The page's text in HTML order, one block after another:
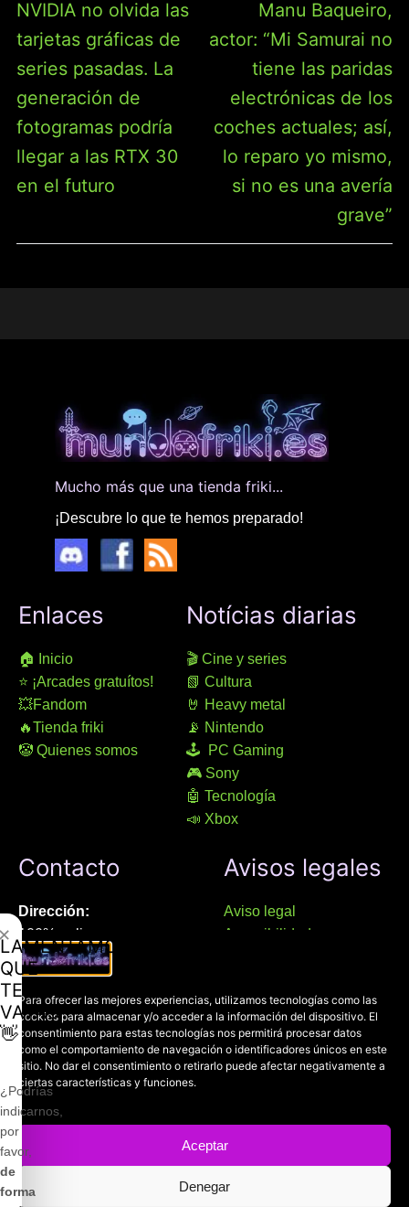
Para ofrecer las mejores experiencias, utilizamos tecnologías como las
cookies para almacenar y/o acceder a la información del dispositivo. El
consentimiento para estas tecnologías nos permitirá procesar datos
como el comportamiento de navegación o identificadores únicos en este
sitio. No dar el consentimiento o retirarlo puede afectar negativamente a
ciertas características y funciones.
Aceptar
Denegar
ENTRADAS
Entrada
anterior:
NVIDIA no olvida las
tarjetas gráficas de
series pasadas. La
generación de
fotogramas podría
llegar a las RTX 30
en el futuro
Entrada
siguiente:
Manu Baqueiro,
actor: “Mi Samurai no
tiene las paridas
electrónicas de los
coches actuales; así,
lo reparo yo mismo,
si no es una avería
grave”
Mucho más que una tienda friki...
¡Descubre lo que te hemos preparado!
Enlaces
🏠 Inicio
⭐ ¡Arcades gratuítos!
💥Fandom
🔥Tienda friki
🤡 Quienes somos
Notícias diarias
🎬 Cine y series
📗 Cultura
🤘 Heavy metal
📡 Nintendo
🕹 PC Gaming
🎮 Sony
🤖 Tecnología
📣 Xbox
Contacto
Dirección:
100% online
Manresa (08241), Barcelona
Chat Whatsapp (solo texto):
+34 689 800 662
Correo:
contacto@mundofriki.es
Avisos legales
Aviso legal
Accesibilidad
Política de privacidad
Mundofriki.es
LAMENTAMOS
QUE
TE
VAYAS
👋
¿Podrías
indicarnos,
por
favor,
de
forma